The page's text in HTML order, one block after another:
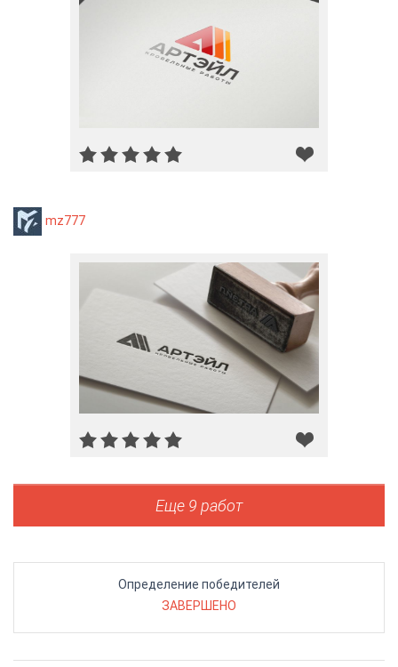
mz777
Еще 9 работ
Определение победителей
ЗАВЕРШЕНО